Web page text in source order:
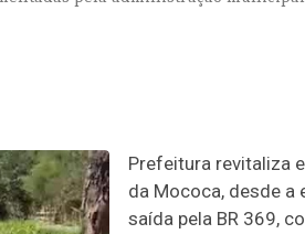
Prefeitura revitaliza
da Mococa, desde a
saída pela BR 369,